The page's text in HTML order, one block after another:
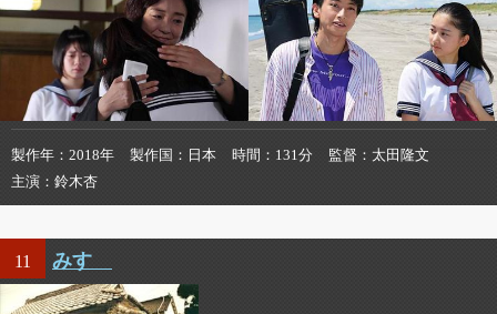
製作年 2018年 製作国 日本 時間 131分 監督
太田隆文
主演
鈴木杏
11 みすゞ